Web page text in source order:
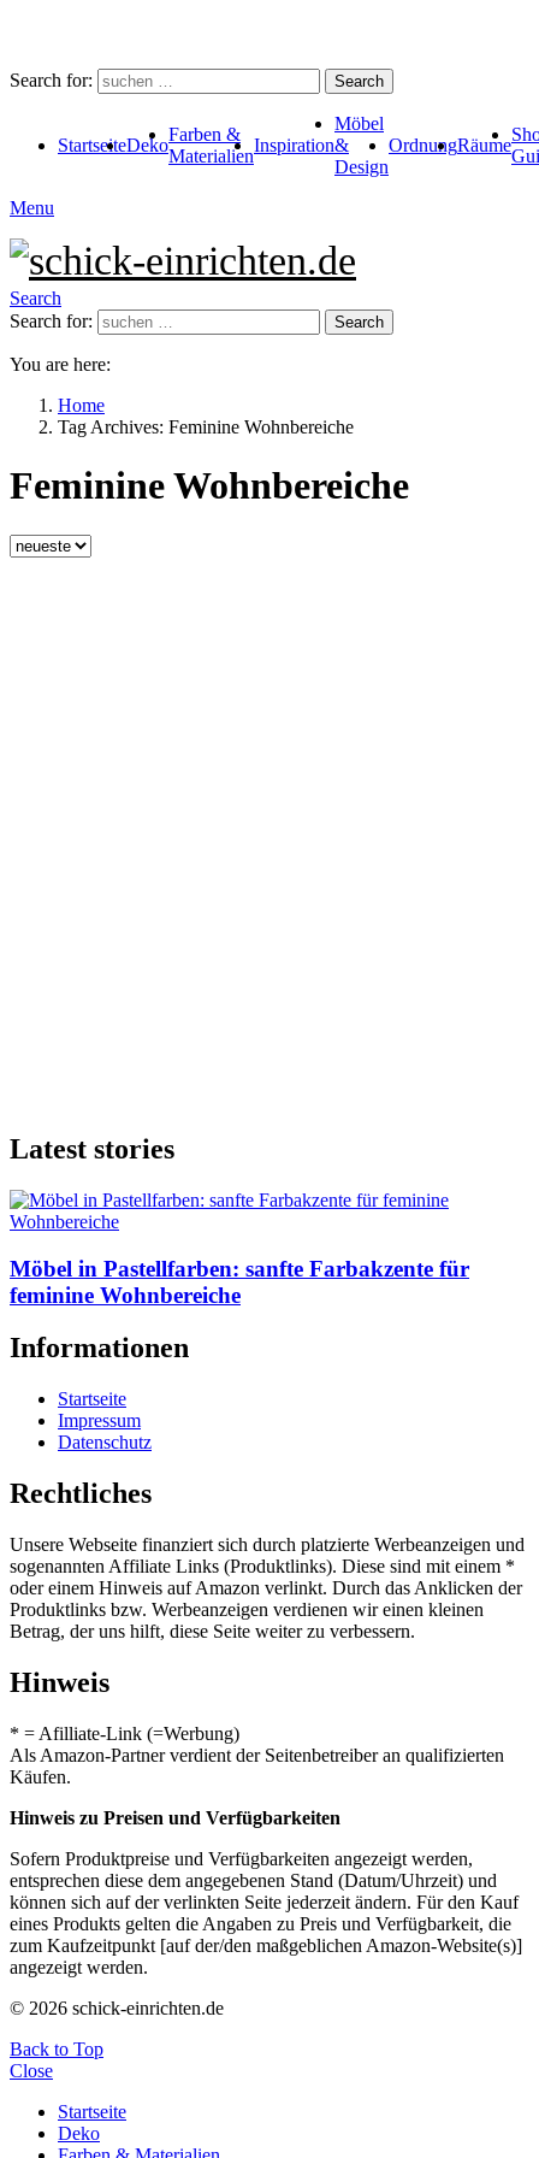
Search for: Search
StartseiteDeko
Farben &
Materialien
Inspiration
Möbel
&
Design
OrdnungRäume
Menu
Search
Search for:
Search
You are here:
Home
Tag Archives: Feminine Wohnbereiche
Feminine Wohnbereiche
Latest stories
Möbel in Pastellfarben: sanfte Farbakzente für
feminine Wohnbereiche
Informationen
Startseite
Impressum
Datenschutz
Rechtliches
Unsere Webseite finanziert sich durch platzierte Werbeanzeigen und
sogenannten Affiliate Links (Produktlinks). Diese sind mit einem *
oder einem Hinweis auf Amazon verlinkt. Durch das Anklicken der
Produktlinks bzw. Werbeanzeigen verdienen wir einen kleinen
Betrag, der uns hilft, diese Seite weiter zu verbessern.
Hinweis
* = Afilliate-Link (=Werbung)
Als Amazon-Partner verdient der Seitenbetreiber an qualifizierten
Käufen.
Hinweis zu Preisen und Verfügbarkeiten
Sofern Produktpreise und Verfügbarkeiten angezeigt werden,
entsprechen diese dem angegebenen Stand (Datum/Uhrzeit) und
können sich auf der verlinkten Seite jederzeit ändern. Für den Kauf
eines Produkts gelten die Angaben zu Preis und Verfügbarkeit, die
zum Kaufzeitpunkt [auf der/den maßgeblichen Amazon-Website(s)]
angezeigt werden.
© 2026 schick-einrichten.de
Back to Top
Close
Startseite
Deko